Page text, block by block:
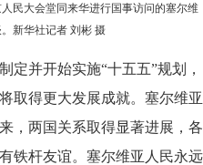
民大会堂同来华进行国事访问的塞尔维
新华社记者 刘彬 摄
定并开始实施“十五五”规划，
取得更大发展成就。塞尔维亚
，两国关系取得显著进展，各
铁杆友谊。塞尔维亚人民永远